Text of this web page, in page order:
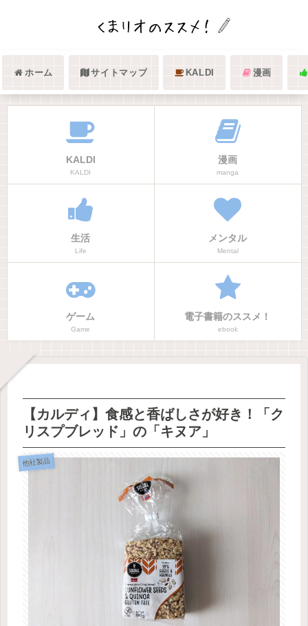
ホーム サイトマップ KALDI 漫画
KALDI
KALDI
漫画
manga
生活
Life
メンタル
Mental
ゲーム
Game
電子書籍のススメ！
ebook
【カルディ】食感と香ばしさが好き！「ク
リスプブレッド」の「キヌア」
他社製品